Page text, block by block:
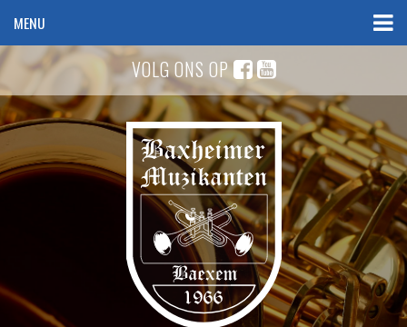
VOLG ONS OP
MENU